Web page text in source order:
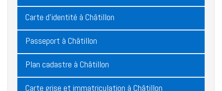
Carte d'identité à Châtillon
Passeport à Châtillon
Plan cadastre à Châtillon
Carte grise et immatriculation à Châtillon